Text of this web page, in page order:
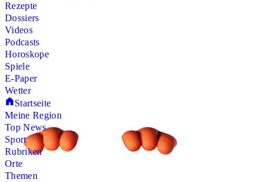
Rezepte
Dossiers
Videos
Podcasts
Horoskope
Spiele
E-Paper
Wetter
Startseite
Meine Region
Top News
Sport
Rubriken
Orte
Themen